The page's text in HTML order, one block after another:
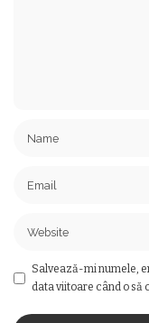
Salvează-mi numele,
data viitoare când o să